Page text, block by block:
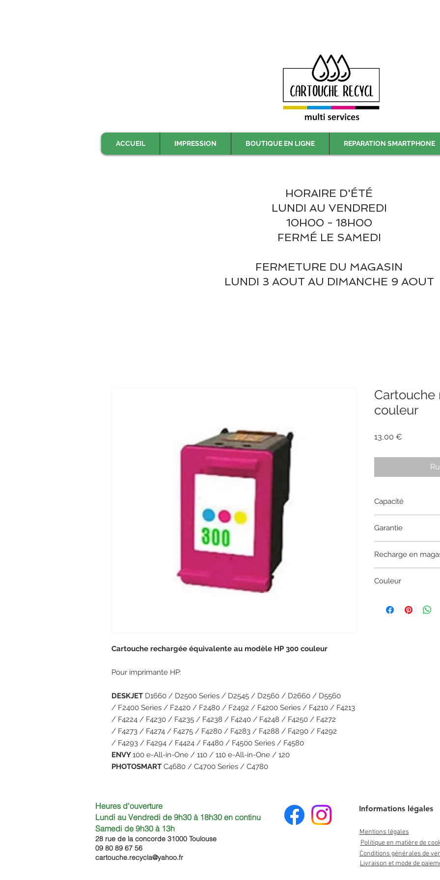
ACCUEIL IMPRESSION BOUTIQUE EN LIGNE REPARATION SMARTPHONE
HORAIRE D'ÉTÉ
LUNDI AU VENDREDI
10H00 - 18H00
FERMÉ LE SAMEDI
FERMETURE DU MAGASIN
LUNDI 3 AOUT AU DIMANCHE 9 AOUT
Cartouche rechargée équivalente au modèle HP 300 couleur
Pour imprimante HP:
DESKJET D1660 / D2500 Series / D2545 / D2560 / D2660 / D5560
/ F2400 Series / F2420 / F2480 / F2492 / F4200 Series / F4210 / F4213
/ F4224 / F4230 / F4235 / F4238 / F4240 / F4248 / F4250 / F4272
/ F4273 / F4274 / F4275 / F4280 / F4283 / F4288 / F4290 / F4292
/ F4293 / F4294 / F4424 / F4480 / F4500 Series / F4580
ENVY100 e-All-in-One / 110 / 110 e-All-in-One / 120
PHOTOSMART C4680 / C4700 Series / C4780
Cartouche
couleur
13,00 €
Capacité
Garantie
Recharge en
recycl@, la
Couleur
Heures d'ouverture
Lundi au Vendredi de 9h30 à 18h30 en continu
Samedi de 9h30 à 13h
28 rue de la concorde 31000 Toulouse
09 80 89 67 56
cartouche.recycla@yahoo.fr
Informations légales
Mentions légales
Politique en matière de
Conditions générales de
Livraison et mode de